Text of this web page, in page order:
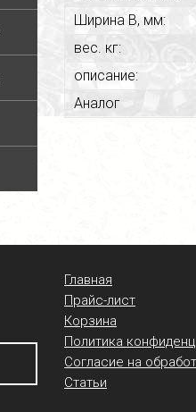
Ширина В, мм:
вес. кг:
описание:
Аналог
Главная
Прайс-лист
Корзина
Политика
Согласие на
Статьи